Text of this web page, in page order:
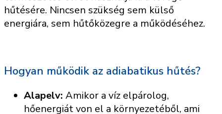
hűtésére. Nincsen szükség sem külső
energiára, sem hűtőközegre a működéséhez.
Hogyan működik az adiabatikus hűtés?
Alapelv: Amikor a víz elpárolog,
hőenergiát von el a környezetéből, ami